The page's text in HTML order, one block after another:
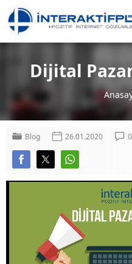
Dijital
Blog 26.01.2020 0